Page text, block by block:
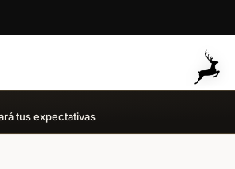
tus expectativas